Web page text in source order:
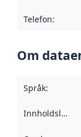
Telefon:
Om
Språk:
Innholdsleverandører